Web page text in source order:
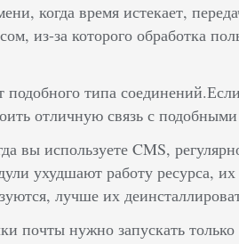
когда время истекает,
из-за которого обработка
типа
отличную связь с
вы используете CMS,
ухудшают работу ресурса,
лучше их
почты нужно запускать